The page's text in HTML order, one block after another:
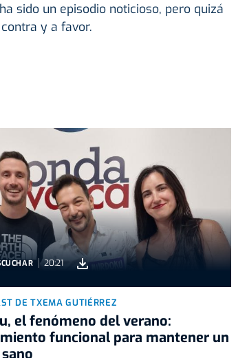
sido un episodio noticioso, pero quizá
y a favor.
20:21
DE TXEMA GUTIÉRREZ
el fenómeno del verano:
funcional para mantener un